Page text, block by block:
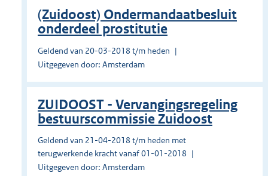
(Zuidoost) Ondermandaatbesluit
onderdeel prostitutie
Geldend van 20-03-2018 t/m heden
Uitgegeven door: Amsterdam
ZUIDOOST - Vervangingsregeling
bestuurscommissie Zuidoost
Geldend van 21-04-2018 t/m heden met
terugwerkende kracht vanaf 01-01-2018
Uitgegeven door: Amsterdam